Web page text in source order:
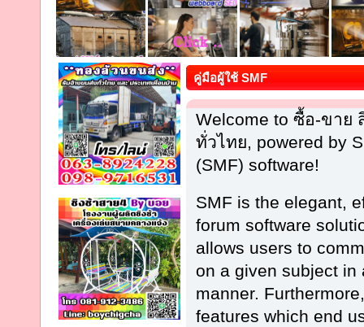
คู่มือผู้ใช้ SMF
Welcome to ซื้อ-ขาย
ทั่วไทย, powered by
(SMF) software!
SMF is the elegant,
forum software
allows users to
on a given subject in
manner.
features which end